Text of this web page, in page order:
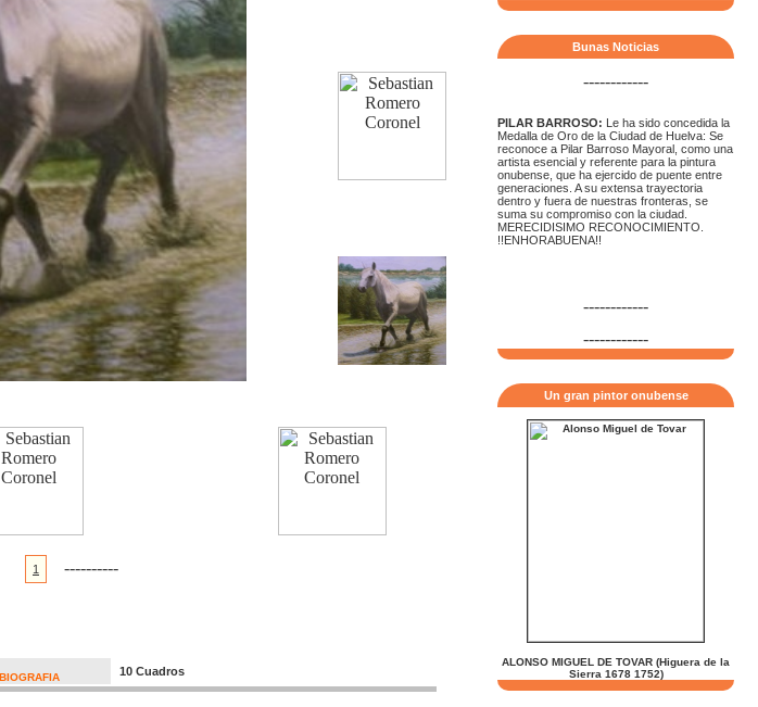
1 ----------
BIOGRAFIA 10 Cuadros
Bunas Noticias
------------
PILAR BARROSO: Le ha sido concedida la
Medalla de Oro de la Ciudad de Huelva: Se
reconoce a Pilar Barroso Mayoral, como una
artista esencial y referente para la pintura
onubense, que ha ejercido de puente entre
generaciones. A su extensa trayectoria
dentro y fuera de nuestras fronteras, se
suma su compromiso con la ciudad.
MERECIDISIMO RECONOCIMIENTO.
!!ENHORABUENA!!
------------
------------
Un gran pintor onubense
ALONSO MIGUEL DE TOVAR (Higuera de la
Sierra 1678 1752)